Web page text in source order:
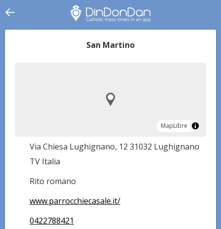
San Martino
MapLibre
MapLibre
Via Chiesa Lughignano, 12 31032 Lughignano
TV Italia
Rito romano
www.parrocchiecasale.it/
0422788421